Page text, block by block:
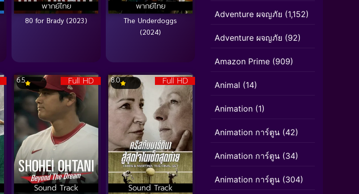
พากย์ไทย
80 for Brady (2023)
พากย์ไทย
The Underdoggs
(2024)
Full HD
Sound Track
6.5 Full HD
Sound Track
8.0
Adventure ผจญภัย (1,152)
Adventure ผจญภัย (92)
Amazon Prime (909)
Animal (14)
Animation (1)
Animation การ์ตูน (42)
Animation การ์ตูน (34)
Animation การ์ตูน (304)